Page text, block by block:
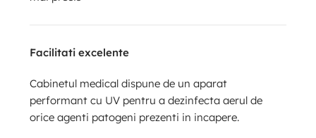
Facilitati excelente
Cabinetul medical dispune de un aparat
performant cu UV pentru a dezinfecta aerul de
orice agenti patogeni prezenti in incapere.